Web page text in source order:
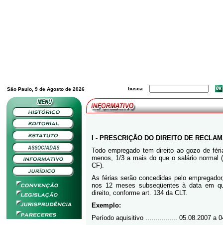
São Paulo, 9 de Agosto de 2026 busca
I - PRESCRIÇÃO DO DIREITO DE
Todo empregado tem direito ao gozo de
menos, 1/3 a mais do que o salário normal
CF).
As férias serão concedidas pelo
nos 12 meses subseqüentes à data em
direito, conforme art. 134 da CLT.
Exemplo:
Período aquisitivo ................ 05.08.2007 a